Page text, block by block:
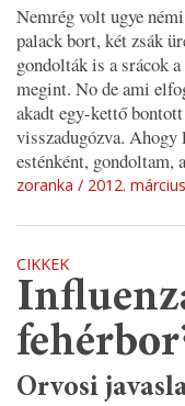
Nemrég volt ugye
palack bort, két zsák
gondolták is a srácok
megint. No de ami
akadt egy-kettő
visszadugózva.
esténként, gondoltam,
zoranka 2012.
CIKKEK
Orvosi